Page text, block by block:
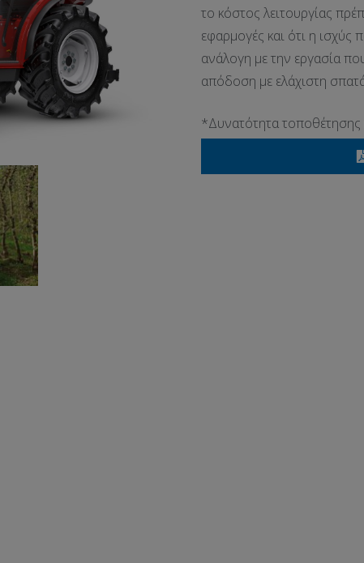
το κόστος λειτουργίας
εφαρμογές και ότι η ισχύς
ανάλογη με την εργασία
απόδοση με ελάχιστη
*Δυνατότητα τοποθέτησης